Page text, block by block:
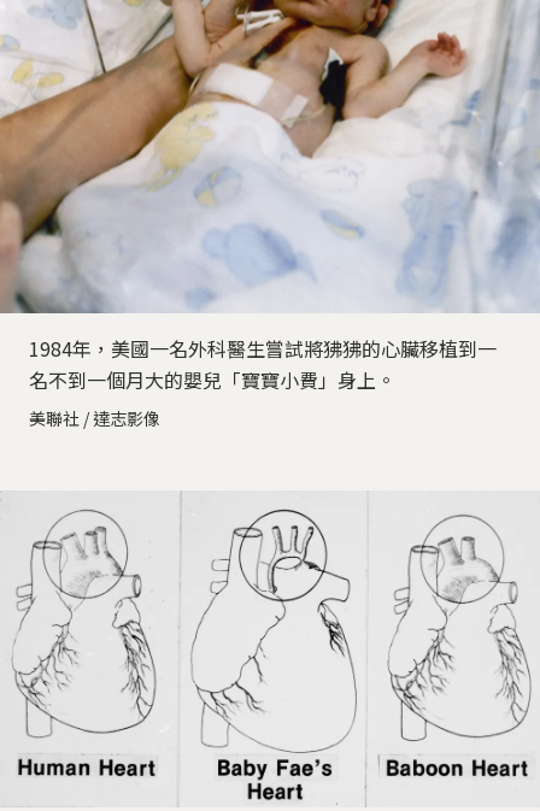
1984年，美國一名外科醫生嘗試將狒狒的心臟移植到一
名不到一個月大的嬰兒「寶寶小費」身上。
美聯社 / 達志影像